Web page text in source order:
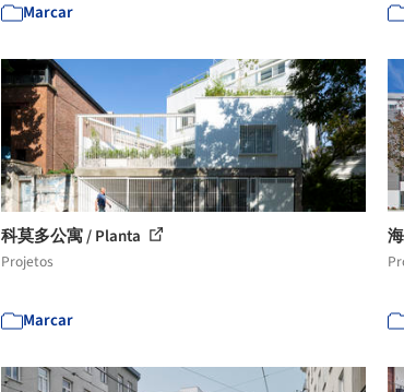
Marcar
科莫多公寓 / Planta
Projetos
Marcar